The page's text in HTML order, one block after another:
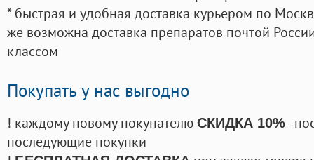
* быстрая и удобная доставка курьером по
же возможна доставка препаратов почтой
классом
Покупать у нас выгодно
! каждому новому покупателю СКИДКА 10%-
последующие покупки